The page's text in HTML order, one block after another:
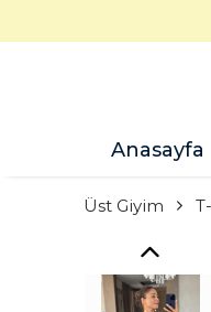
Anasayfa
Üst Giyim